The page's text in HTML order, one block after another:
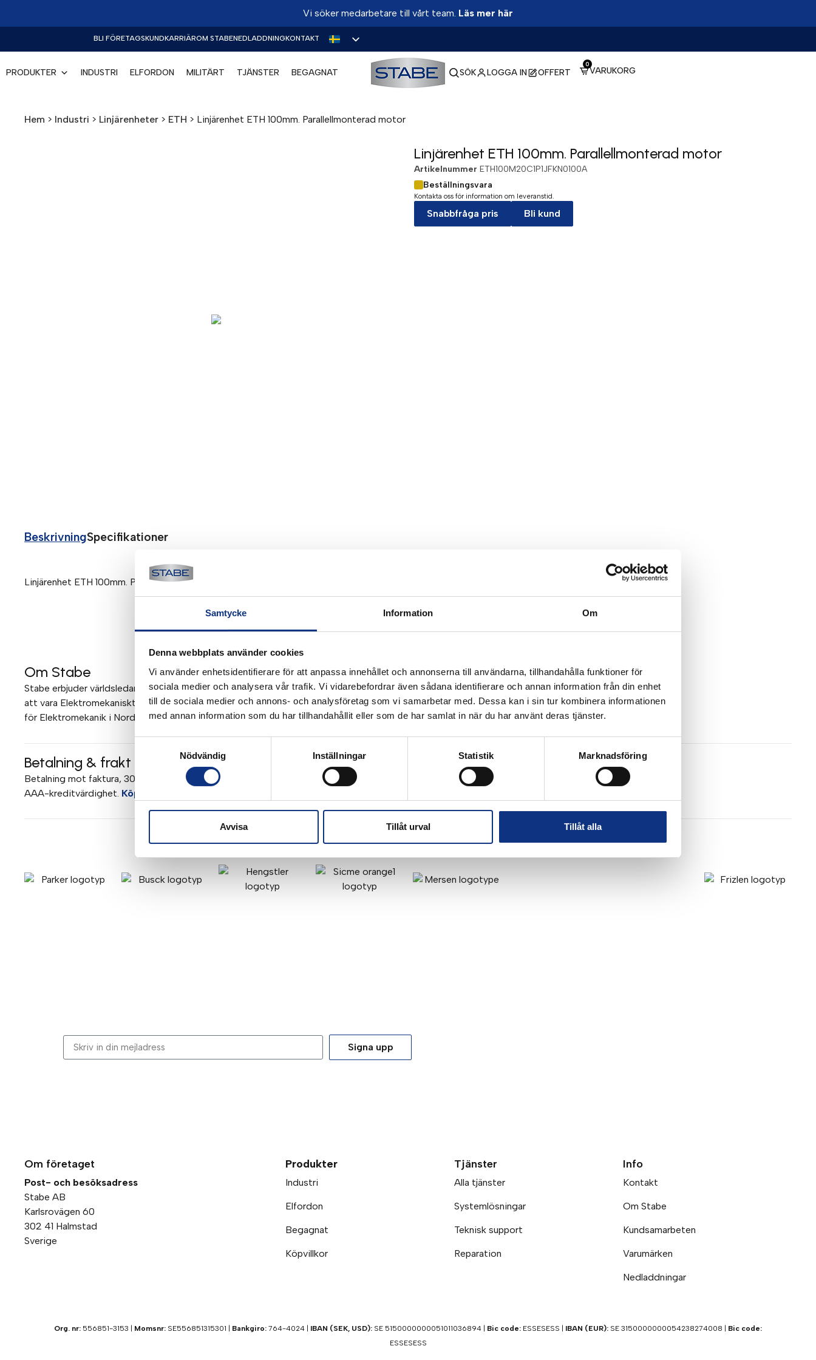
Samtycke Information Om
Denna webbplats använder cookies
Vi använder enhetsidentifierare för att anpassa innehållet och annonserna till användarna, tillhandahålla funktioner för
sociala medier och analysera vår trafik. Vi vidarebefordrar även sådana identifierare och annan information från din enhet
till de sociala medier och annons- och analysföretag som vi samarbetar med. Dessa kan i sin tur kombinera informationen
med annan information som du har tillhandahållit eller som de har samlat in när du har använt deras tjänster.
Nödvändig
Inställningar Statistik Marknadsföring
Avvisa Tillåt urval Tillåt alla
Vi söker medarbetare till vårt team. Läs mer här
BLI FÖRETAGSKUNDKARRIÄROM STABENEDLADDNINGKONTAKT
PRODUKTER INDUSTRI ELFORDON MILITÄRT TJÄNSTER BEGAGNAT SÖK LOGGA IN OFFERT VARUKORG
0
Hem > Industri > Linjärenheter > ETH > Linjärenhet ETH 100mm. Parallellmonterad motor
Linjärenhet ETH 100mm. Parallellmonterad motor
Artikelnummer ETH100M20C1P1JFKN0100A
Beställningsvara
Kontakta oss för information om leveranstid.
Snabbfråga pris Bli kund
BeskrivningSpecifikationer
Linjärenhet ETH 100mm. Parallellmonterad motor 1
Om Stabe
Stabe erbjuder världsledande elektromekanik och pneumatik för industriautomation. Vi är stolta
att vara Elektromekaniskt Teknisk Center (EMTC) för Parker Hannifin och certifierad distributör
för Elektromekanik i Norden. Mer om Stabe
Betalning & frakt
Betalning mot faktura, 30 dagar. Fraktkostnad tillkommer. Alla priser visas i SEK. Stabe innehar
AAA-kreditvärdighet. Köpvillkor
Signa upp
Om företaget
Post- och besöksadress
Stabe AB
Karlsrovägen 60
302 41 Halmstad
Sverige
Produkter
Industri
Elfordon
Begagnat
Köpvillkor
Tjänster
Alla tjänster
Systemlösningar
Teknisk support
Reparation
Info
Kontakt
Om Stabe
Kundsamarbeten
Varumärken
Nedladdningar
Org. nr: 556851-3153 | Momsnr: SE556851315301 | Bankgiro: 764-4024 | IBAN (SEK, USD): SE 5150000000051011036894 | Bic code: ESSESESS | IBAN (EUR): SE 3150000000054238274008 | Bic code:
ESSESESS